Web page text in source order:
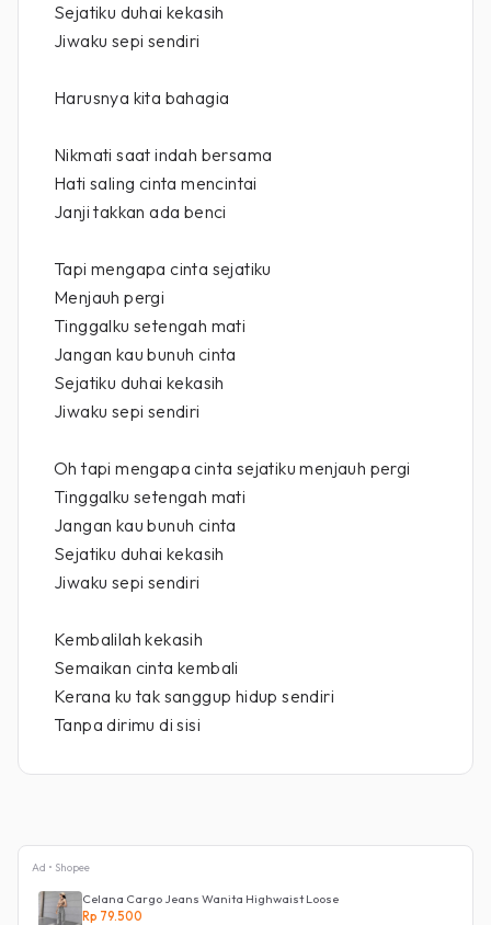
Sejatiku duhai kekasih
Jiwaku sepi sendiri
Harusnya kita bahagia
Nikmati saat indah bersama
Hati saling cinta mencintai
Janji takkan ada benci
Tapi mengapa cinta sejatiku
Menjauh pergi
Tinggalku setengah mati
Jangan kau bunuh cinta
Sejatiku duhai kekasih
Jiwaku sepi sendiri
Oh tapi mengapa cinta sejatiku menjauh pergi
Tinggalku setengah mati
Jangan kau bunuh cinta
Sejatiku duhai kekasih
Jiwaku sepi sendiri
Kembalilah kekasih
Semaikan cinta kembali
Kerana ku tak sanggup hidup sendiri
Tanpa dirimu di sisi
Ad • Shopee
Celana Cargo Jeans Wanita Highwaist Loose
Rp 79.500